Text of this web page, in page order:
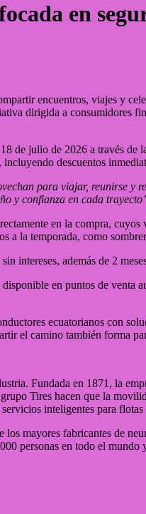
en
encuentros, viajes y
dirigida a consumidores
de julio de 2026 a través
descuentos
para viajar, reunirse y
y confianza en cada
en la compra,
a la temporada, como
además de 2
en puntos de venta
ecuatorianos con
el camino también forma
Fundada en 1871, la
Tires hacen que la
inteligentes para
mayores fabricantes de
personas en todo el